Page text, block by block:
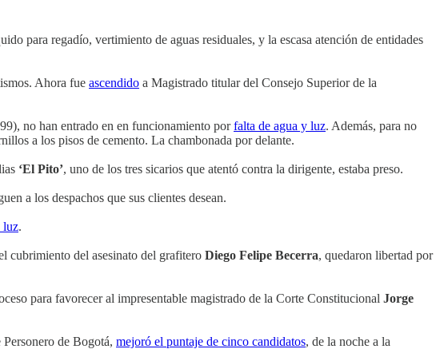
para regadío, vertimiento de aguas residuales, y la escasa atención de entidades
Ahora fue ascendido a Magistrado titular del Consejo Superior de la
no han entrado en en funcionamiento porfalta de agua y luz. Además, para no
a los pisos de cemento. La chambonada por delante.
‘El Pito’, uno de los tres sicarios que atentó contra la dirigente, estaba preso.
a los despachos que sus clientes desean.
luz.
cubrimiento del asesinato del grafitero Diego Felipe Becerra, quedaron libertad por
para favorecer al impresentable magistrado de la Corte Constitucional Jorge
de Bogotá, mejoró el puntaje de cinco candidatos, de la noche a la